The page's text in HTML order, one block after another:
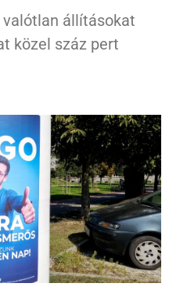
állításokat
közel száz pert